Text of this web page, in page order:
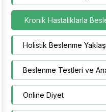
Kronik Hastalıklarla
Holistik Beslenme
Beslenme Testleri ve
Online Diyet